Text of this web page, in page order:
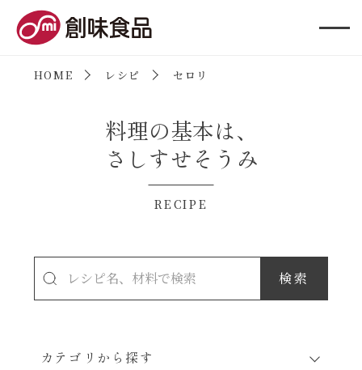
HOME レシピ セロリ
料理の基本は、
さしすせそうみ
RECIPE
カテゴリから探す